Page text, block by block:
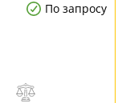
По запросу